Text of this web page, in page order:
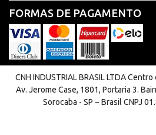
FORMAS DE PAGAMENTO
CNH INDUSTRIAL BRASIL LTDA
Av. Jerome Case, 1801, Portaria 3.
Sorocaba - SP − Brasil CNPJ